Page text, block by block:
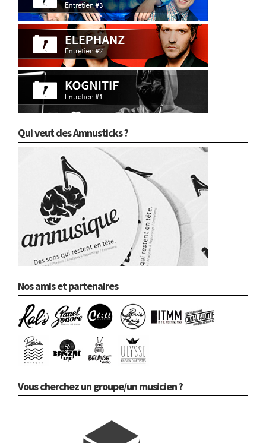
Qui veut des Amnusticks ?
Nos amis et partenaires
Vous cherchez un groupe/un musicien ?